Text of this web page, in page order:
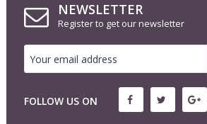
NEWSLETTER
Register to get our newsletter
FOLLOW US ON